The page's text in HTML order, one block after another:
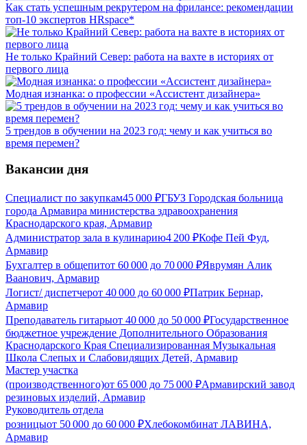
Как стать успешным рекрутером на фрилансе: рекомендации
топ-10 экспертов HRspace*
Не только Крайний Север: работа на вахте в историях от
первого лица
Модная изнанка: о профессии «Ассистент дизайнера»
5 трендов в обучении на 2023 год: чему и как учиться во
время перемен?
Вакансии дня
Специалист по закупкам45 000 ₽ГБУЗ Городская больница
города Армавира министерства здравоохранения
Краснодарского края, Армавир
Администратор зала в кулинарию4 200 ₽Кофе Пей Фуд,
Армавир
Бухгалтер в общепитот 60 000 до 70 000 ₽Яврумян Алик
Ваанович, Армавир
Логист/ диспетчерот 40 000 до 60 000 ₽Патрик Бернар,
Армавир
Преподаватель гитарыот 40 000 до 50 000 ₽Государственное
бюджетное учреждение Дополнительного Образования
Краснодарского Края Специализированная Музыкальная
Школа Слепых и Слабовидящих Детей, Армавир
Мастер участка
(производственного)от 65 000 до 75 000 ₽Армавирский завод
резиновых изделий, Армавир
Руководитель отдела
розницыот 50 000 до 60 000 ₽Хлебокомбинат ЛАВИНА,
Армавир